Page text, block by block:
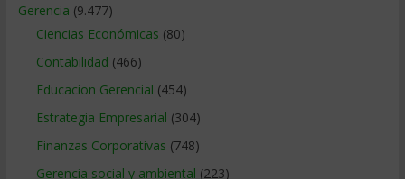
Gerencia (9.477)
Ciencias Económicas (80)
Contabilidad (466)
Educacion Gerencial (454)
Estrategia Empresarial (304)
Finanzas Corporativas (748)
Gerencia social y ambiental (223)